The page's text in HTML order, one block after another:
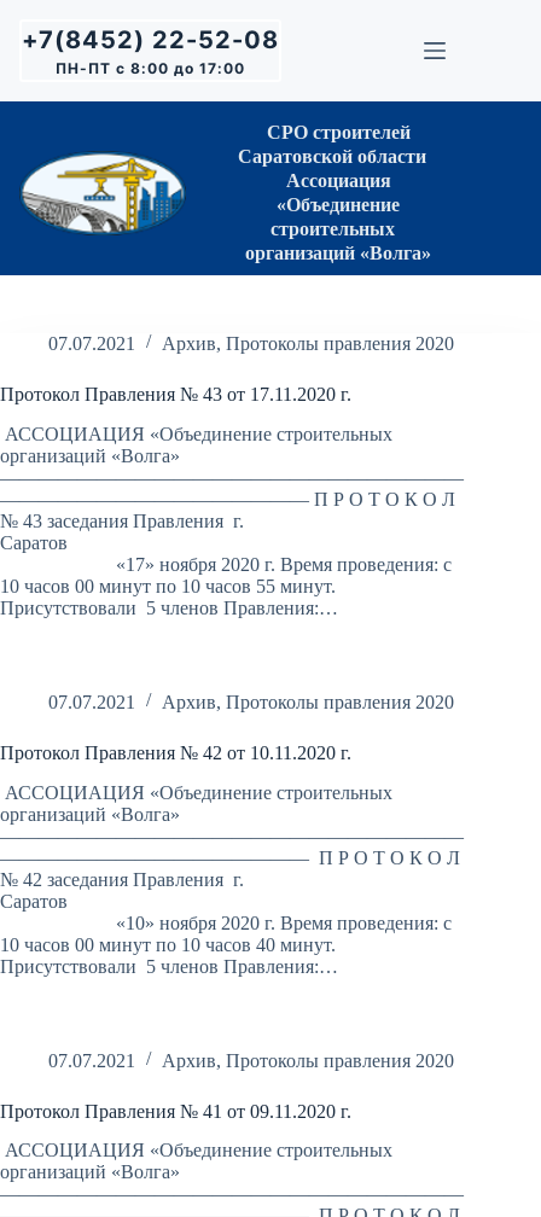
сути+7(8452) 22-52-08
ПН-ПТ с 8:00 до 17:00
СРО строителей
Саратовской области
Ассоциация
«Объединение
строительных
организаций «Волга»
07.07.2021 Архив, Протоколы правления 2020
Протокол Правления № 43 от 17.11.2020 г.
АССОЦИАЦИЯ «Объединение строительных
организаций «Волга»
————————————————————————
———————————————— П Р О Т О К О Л
№ 43 заседания Правления г.
Саратов
«17» ноября 2020 г. Время проведения: с
10 часов 00 минут по 10 часов 55 минут.
Присутствовали 5 членов Правления:…
07.07.2021 Архив, Протоколы правления 2020
Протокол Правления № 42 от 10.11.2020 г.
АССОЦИАЦИЯ «Объединение строительных
организаций «Волга»
————————————————————————
———————————————— П Р О Т О К О Л
№ 42 заседания Правления г.
Саратов
«10» ноября 2020 г. Время проведения: с
10 часов 00 минут по 10 часов 40 минут.
Присутствовали 5 членов Правления:…
07.07.2021 Архив, Протоколы правления 2020
Протокол Правления № 41 от 09.11.2020 г.
АССОЦИАЦИЯ «Объединение строительных
организаций «Волга»
————————————————————————